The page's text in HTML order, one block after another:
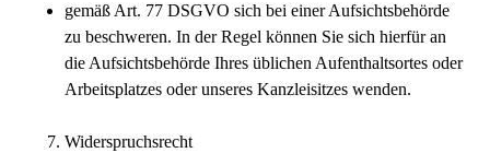
gemäß Art. 77 DSGVO sich bei einer Aufsichtsbehörde
zu beschweren. In der Regel können Sie sich hierfür an
die Aufsichtsbehörde Ihres üblichen Aufenthaltsortes oder
Arbeitsplatzes oder unseres Kanzleisitzes wenden.
Widerspruchsrecht